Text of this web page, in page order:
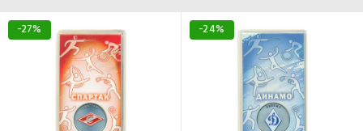
-27% -24%